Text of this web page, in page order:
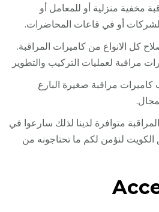
مخفية منزلية أو للمعامل أو
الشركات أو في قاعات المحاضرات.
كل الانواع من كاميرات المراقبة.
مراقبة لعمليات التركيب والتطوير
كاميرات مراقبة صغيرة البارع
متوافرة لدينا لذلك سارعوا في
الكويت لنؤمن لكم ما تحتاجونه من